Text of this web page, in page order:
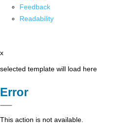
Feedback
Readability
x
selected template will load here
Error
This action is not available.